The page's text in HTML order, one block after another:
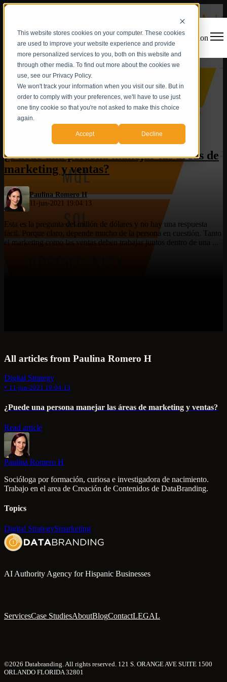
This website stores cookies on your computer. These cookies
are used to improve your website experience and provide
more personalized services to you, both on this website and
through other media. To find out more about the cookies we
use, see our Privacy Policy.
We won't track your information when you visit our site. But in
order to comply with your preferences, we'll have to use just
one tiny cookie so that you're not asked to make this choice
again.
Accept Decline
Open main navigation
Smarketing
¿Puede una persona manejar las áreas de
marketing y ventas?
Paulina Romero H
11-jun-2021 19:04:13
Esta es la pregunta del millón de dólares y no hay una respuesta
fácil. Porque claro, depende mucho de la persona en cuestión. Tanto
el marketing como las ventas deben trabajar juntos dentro de una ...
All articles from Paulina Romero H
Digital Strategy
• 11-jun-2021 19:04:13
¿Puede una persona manejar las áreas de marketing y ventas?
Read article
Paulina Romero H
Socióloga por formación, curiosa e investigadora de nacimiento.
Trabajo en el area de Creación de Contenidos de DataBranding.
Topics
Digital StrategySmarketing
AI Authority Agency for Hispanic Businesses
ServicesCase StudiesAboutBlogContactLEGAL
©2026 Databranding. All rights reserved. 121 S. ORANGE AVE SUITE 1500
ORLANDO FLORIDA 32801